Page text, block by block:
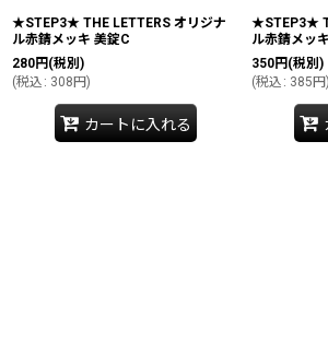
★STEP3★ THE LETTERS オリジナ
ル赤錆メッキ 美錠C
280円 (税別)
(税込 : 308 円)
カートに入れる
★STEP3★
ル赤錆メッ
350円 (税別)
(税込 : 385 円)